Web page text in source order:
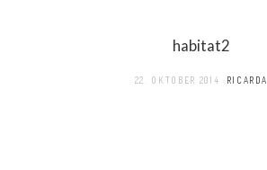
habitat2
22. OKTOBER 2014 RICARDA